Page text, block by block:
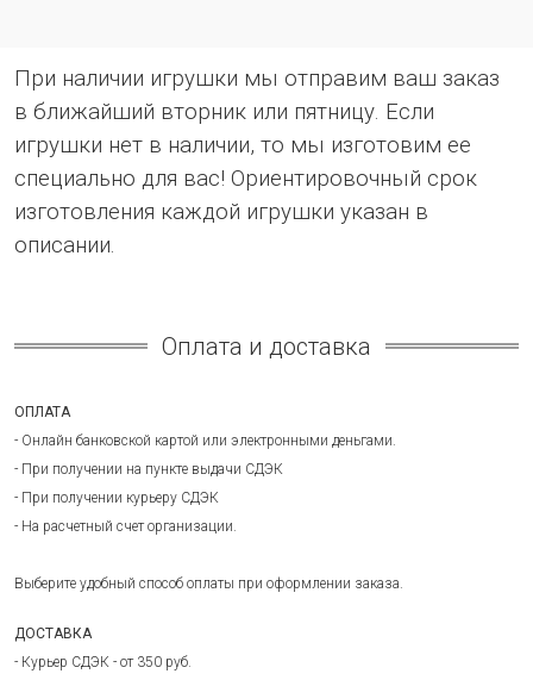
При наличии игрушки мы отправим ваш заказ
в ближайший вторник или пятницу. Если
игрушки нет в наличии, то мы изготовим ее
специально для вас! Ориентировочный срок
изготовления каждой игрушки указан в
описании.
Оплата и доставка
ОПЛАТА
- Онлайн банковской картой или электронными деньгами.
- При получении на пункте выдачи СДЭК
- При получении курьеру СДЭК
- На расчетный счет организации.
Выберите удобный способ оплаты при оформлении заказа.
ДОСТАВКА
- Курьер СДЭК - от 350 руб.